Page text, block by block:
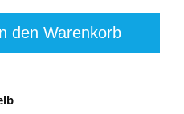
den Warenkorb